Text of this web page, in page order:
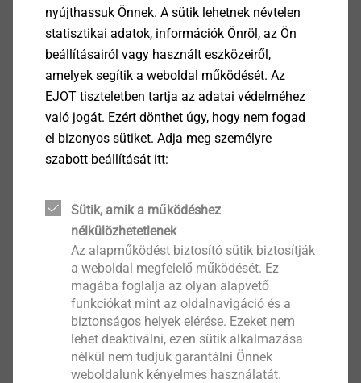
Termékadatok
Alkalmazás
Tetőszigetelő lemezek rögzítése beton,
Szilárd alépítémnyekre történő szereléshez
Tulajdonságok
Acél alucink bevonattal
Megjegyzés
Kombinálható EJOT DABO
® tetőcsavarral / beton- és
pórusbeton csavarral
Letöltések
nyújthassuk Önnek. A sütik lehetnek névtelen
statisztikai adatok, információk Önröl, az Ön
beállításairól vagy használt eszközeiről,
amelyek segítik a weboldal működését. Az
EJOT tiszteletben tartja az adatai védelméhez
való jogát. Ezért dönthet úgy, hogy nem fogad
el bizonyos sütiket. Adja meg személyre
szabott beállítását itt:
Sütik, amik a működéshez
nélkülözhetetlenek
Az alapműködést biztosító sütik biztosítják
a weboldal megfelelő működését. Ez
magába foglalja az olyan alapvető
funkciókat mint az oldalnavigáció és a
biztonságos helyek elérése. Ezeket nem
lehet deaktiválni, ezen sütik alkalmazása
nélkül nem tudjuk garantálni Önnek
weboldalunk kényelmes használatát.